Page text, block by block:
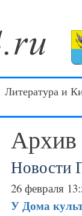
Литература и
Архив
Новости
26 февраля
У Дома